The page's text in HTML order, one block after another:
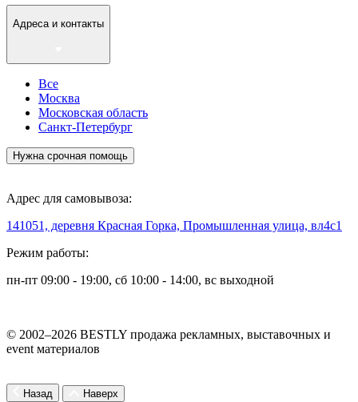
Адреса и контакты
Все
Москва
Московская область
Санкт-Петербург
Нужна срочная помощь
Адрес для самовывоза:
141051, деревня Красная Горка, Промышленная улица, вл4с1
Режим работы:
пн-пт 09:00 - 19:00, сб 10:00 - 14:00, вс выходной
© 2002–2026 BESTLY продажа рекламных, выставочных и
event материалов
Назад Наверх